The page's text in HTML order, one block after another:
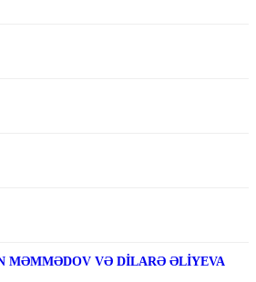
MƏMMƏDOV VƏ DİLARƏ ƏLİYEVA